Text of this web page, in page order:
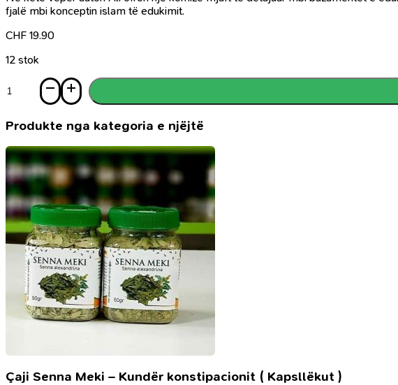
fjalë mbi konceptin islam të edukimit.
CHF 19.90
12 stok
Bazat
edukimit
Produkte nga kategoria e njëjtë
Çaji Senna Meki – Kundër konstipacionit ( Kapsllëkut )